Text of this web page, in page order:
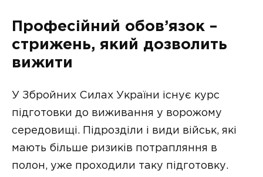
Професійний обов’язок –
стрижень, який дозволить
вижити
У Збройних Силах України існує курс
підготовки до виживання у ворожому
середовищі. Підрозділи і види військ, які
мають більше ризиків потрапляння в
полон, уже проходили таку підготовку.